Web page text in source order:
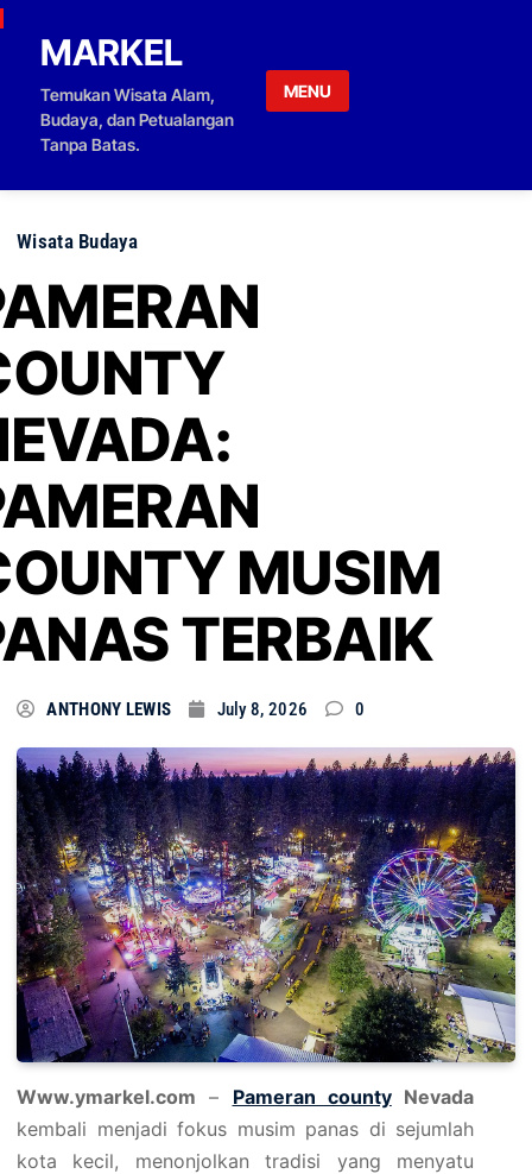
Skip to content
MARKEL
Temukan Wisata Alam,
Budaya, dan Petualangan
Tanpa Batas.
MENU
Wisata Budaya
MUSIM
TERBAIK
ANTHONY LEWIS July 8, 2026 0
Www.ymarkel.com – Pameran countyNevada
kembali menjadi fokus musim panas di sejumlah
kota kecil, menonjolkan tradisi yang menyatu